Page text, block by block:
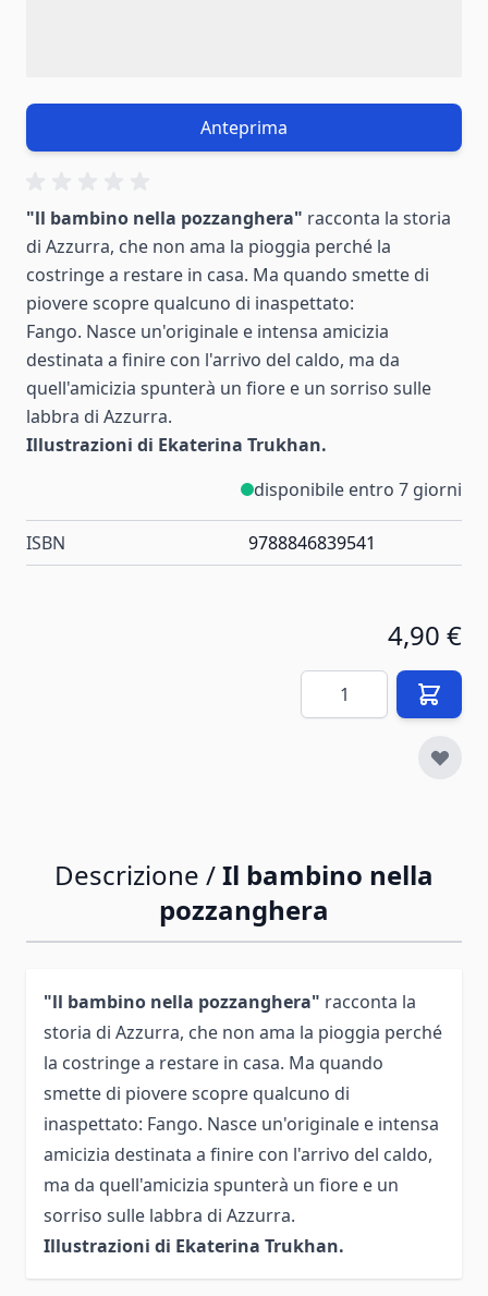
Anteprima
"ll bambino nella pozzanghera" racconta la storia
di Azzurra, che non ama la pioggia perché la
costringe a restare in casa. Ma quando smette di
piovere scopre qualcuno di inaspettato:
Fango. Nasce un'originale e intensa amicizia
destinata a finire con l'arrivo del caldo, ma da
quell'amicizia spunterà un fiore e un sorriso sulle
labbra di Azzurra.
Illustrazioni di Ekaterina Trukhan.
disponibile entro 7 giorni
ISBN 9788846839541
4,90 €
Quantità
Descrizione /Il bambino nella
pozzanghera
"ll bambino nella pozzanghera" racconta la
storia di Azzurra, che non ama la pioggia perché
la costringe a restare in casa. Ma quando
smette di piovere scopre qualcuno di
inaspettato: Fango. Nasce un'originale e intensa
amicizia destinata a finire con l'arrivo del caldo,
ma da quell'amicizia spunterà un fiore e un
sorriso sulle labbra di Azzurra.
Illustrazioni di Ekaterina Trukhan.